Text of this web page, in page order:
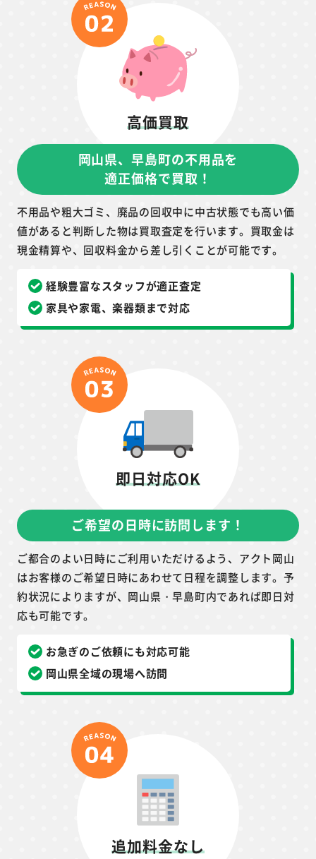
高価買取
岡山県、早島町の不用品を
適正価格で買取！
不用品や粗大ゴミ、廃品の回収中に中古状態でも高い価
値があると判断した物は買取査定を行います。買取金は
現金精算や、回収料金から差し引くことが可能です。
経験豊富なスタッフが適正査定
家具や家電、楽器類まで対応
即日対応OK
ご希望の日時に訪問します！
ご都合のよい日時にご利用いただけるよう、アクト岡山
はお客様のご希望日時にあわせて日程を調整します。予
約状況によりますが、岡山県・早島町内であれば即日対
応も可能です。
お急ぎのご依頼にも対応可能
岡山県全域の現場へ訪問
追加料金なし